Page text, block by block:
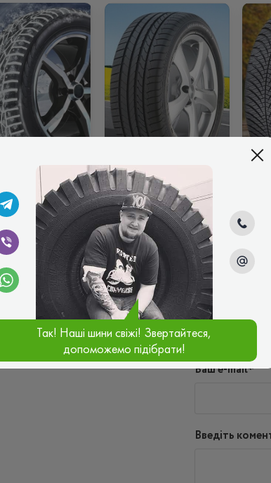
ЗИМОВІ
Написати
Ім'я*
Ваш e-mail*
Введіть
Так! Наші шини свіжі! Звертайтеся,
допоможемо підібрати!